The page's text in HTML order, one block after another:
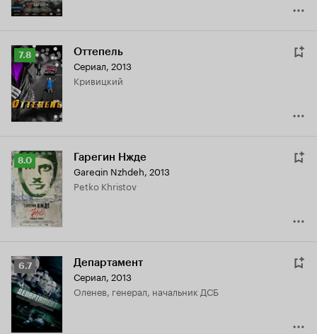
Рейтинг
Кинопоиска
7.8
7.8 Оттепель
Сериал, 2013
Кривицкий
Рейтинг
Кинопоиска
8.0
8.0 Гарегин Нжде
Garegin Nzhdeh, 2013
Petko Khristov
Рейтинг
Кинопоиска
6.7
6.7 Департамент
Сериал, 2013
Оленев, генерал, начальник ДСБ